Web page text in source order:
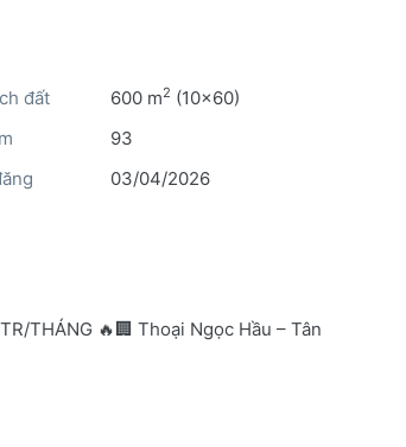
đất 600 m2 (10x60)
93
03/04/2026
THÁNG 🔥🏢 Thoại Ngọc Hầu – Tân